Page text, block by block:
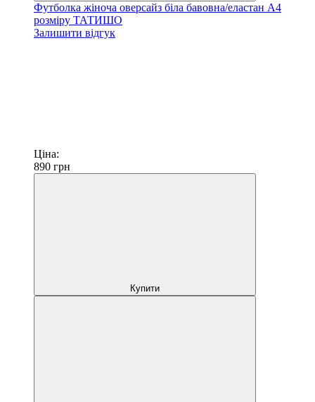
Футболка жіноча оверсайз біла бавовна/еластан А4
розміру ТАТИШО
Залишити відгук
Ціна:
890 грн
Купити